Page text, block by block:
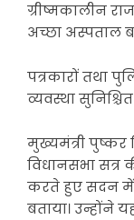
ग्रीष्मकालीन
अच्छा अस्पताल
पत्रकारों तथा
व्यवस्था
मुख्यमंत्री
विधानसभा सत्र
करते हुए सदन में
बताया। उन्होंने